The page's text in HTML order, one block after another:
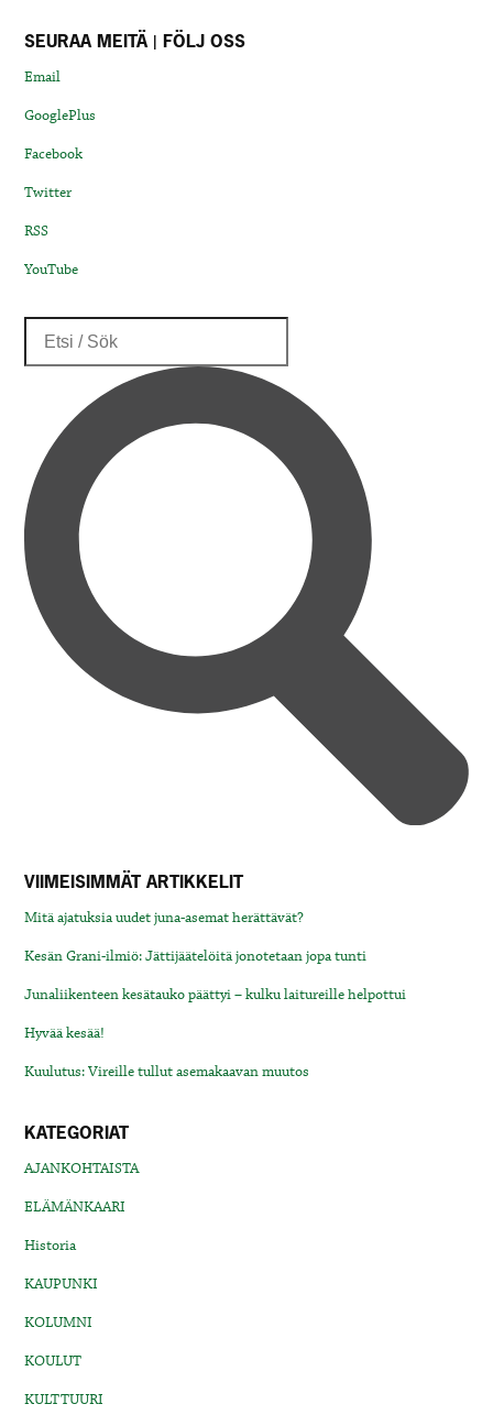
SEURAA MEITÄ | FÖLJ OSS
Email
GooglePlus
Facebook
Twitter
RSS
YouTube
VIIMEISIMMÄT ARTIKKELIT
Mitä ajatuksia uudet juna-asemat herättävät?
Kesän Grani-ilmiö: Jättijäätelöitä jonotetaan jopa tunti
Junaliikenteen kesätauko päättyi – kulku laitureille helpottui
Hyvää kesää!
Kuulutus: Vireille tullut asemakaavan muutos
KATEGORIAT
AJANKOHTAISTA
ELÄMÄNKAARI
Historia
KAUPUNKI
KOLUMNI
KOULUT
KULTTUURI